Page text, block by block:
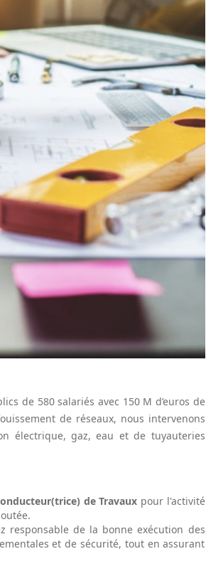
de 580 salariés avec 150 M d’euros de
de réseaux, nous intervenons
électrique, gaz, eau et de tuyauteries
de Travaux pour l'activité
responsable de la bonne exécution des
et de sécurité, tout en assurant